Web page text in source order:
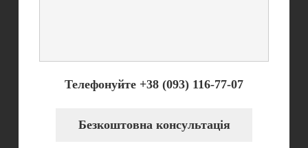
Телефонуйте +38 (093) 116-77-07
Безкоштовна консультація